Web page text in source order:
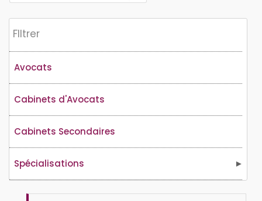
Flltrer
Avocats
Cabinets d'Avocats
Cabinets Secondaires
Spécialisations